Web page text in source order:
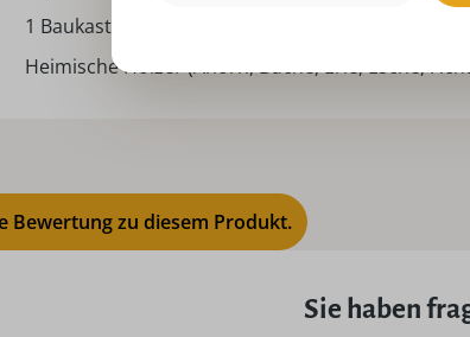
1 Baukasten mit 36 Holzbausteinen
Heimische Hölzer (Ahorn, Buche, Erle, Esche,
Bewertung zu diesem Produkt.
Sie haben